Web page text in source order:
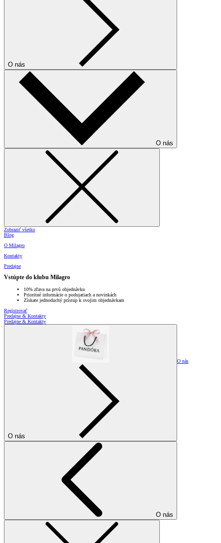
O nás
O nás
Zobraziť všetko
Blog
O Milagro
Kontakty
Predajne
Vstúpte do klubu Milagro
10% zľava na prvú objednávku
Prioritné informácie o podujatiach a novinkách
Získate jednoduchý prístup k svojim objednávkam
Registrovať
Predajne & Kontakty
Predajne & Kontakty
O nás
O nás
O nás